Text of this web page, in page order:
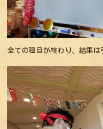
全ての種目が終わり、結果